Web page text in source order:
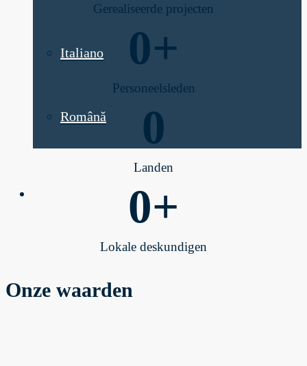
Italiano
Română
Gerealiseerde projecten
0+
Personeelsleden
0
Landen
0+
Lokale deskundigen
Onze waarden